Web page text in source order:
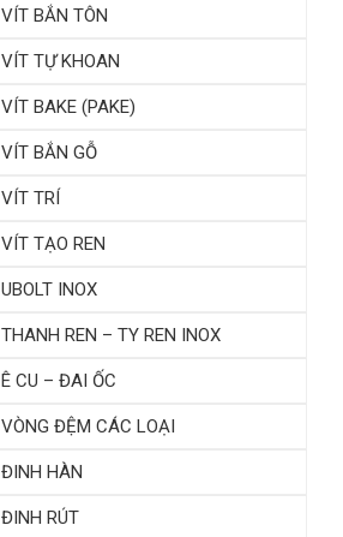
VÍT BẮN TÔN
VÍT TỰ KHOAN
VÍT BAKE (PAKE)
VÍT BẮN GỖ
VÍT TRÍ
VÍT TẠO REN
UBOLT INOX
THANH REN – TY REN INOX
Ê CU – ĐAI ỐC
VÒNG ĐỆM CÁC LOẠI
ĐINH HÀN
ĐINH RÚT